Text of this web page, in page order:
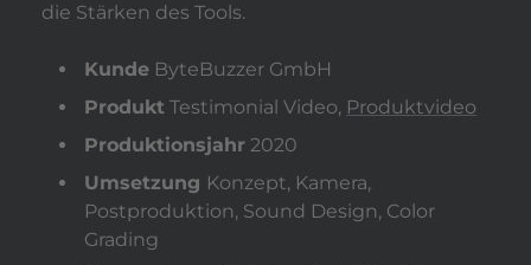
die Stärken des Tools.
Kunde ByteBuzzer GmbH
Produkt Testimonial Video, Produktvideo
Produktionsjahr 2020
Umsetzung Konzept, Kamera,
Postproduktion, Sound Design, Color
Grading